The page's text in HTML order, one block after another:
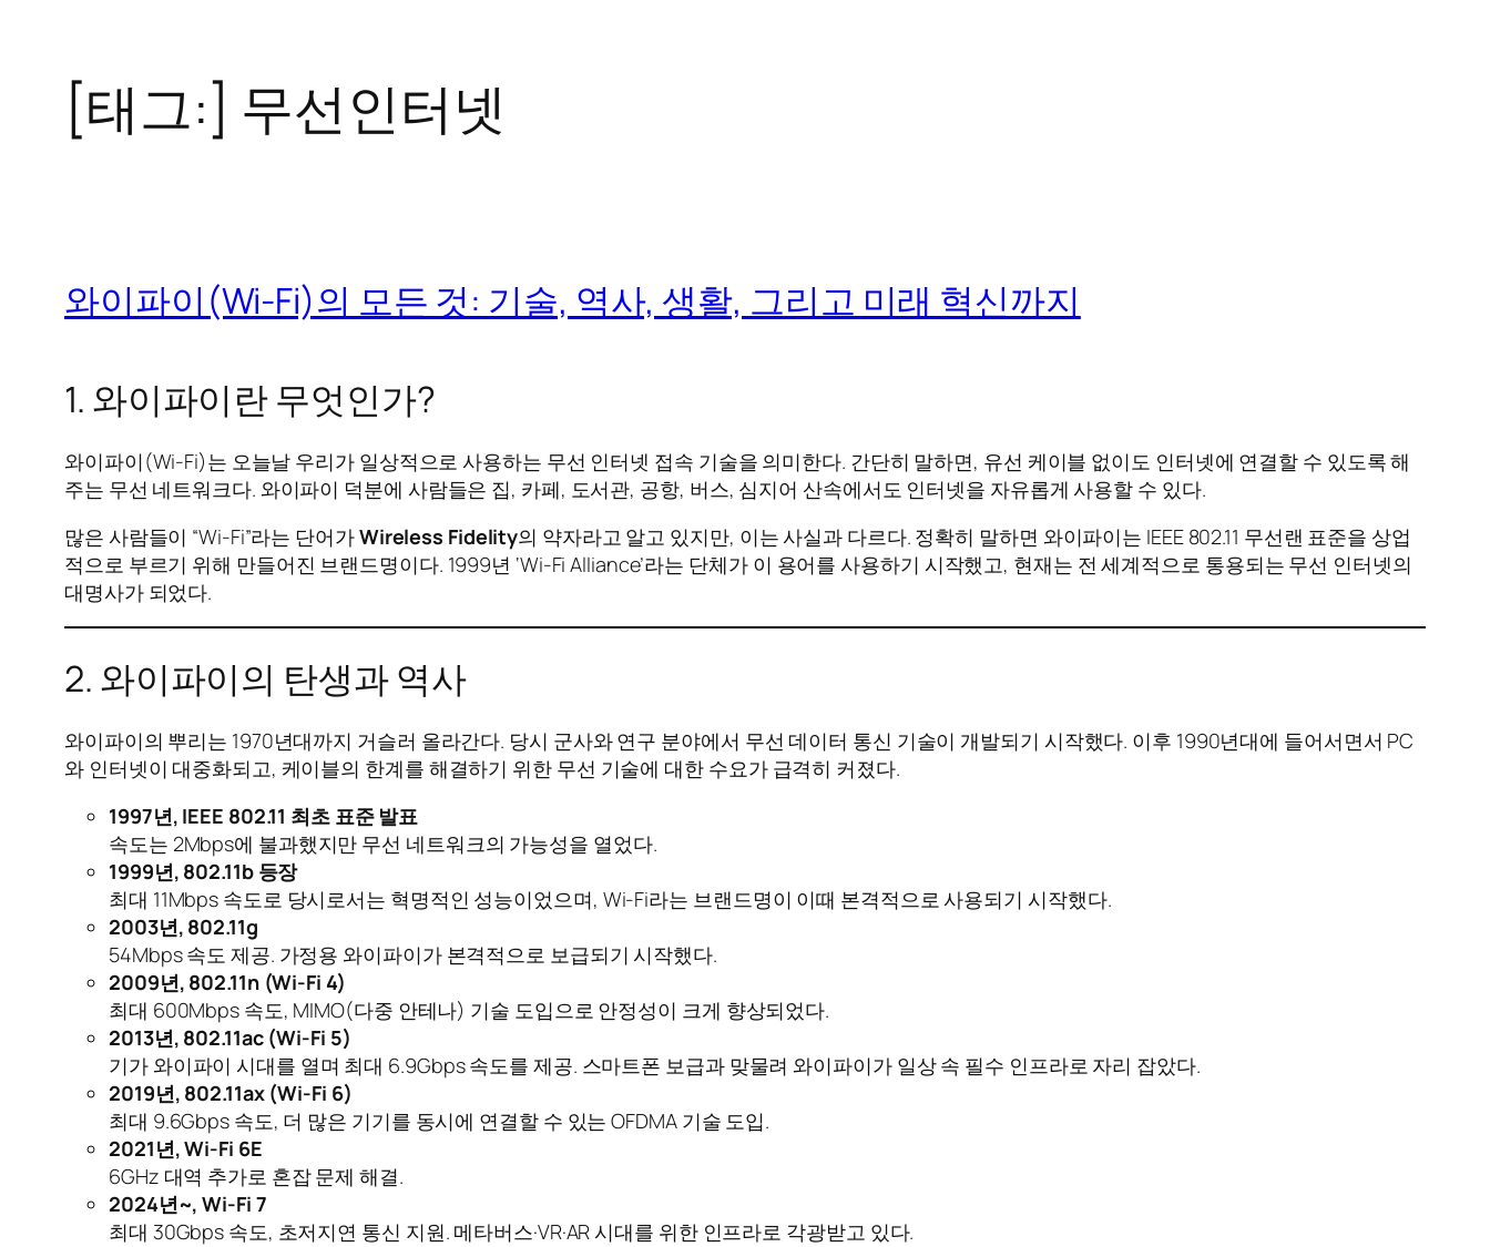
[태그:] 무선인터넷
와이파이(Wi-Fi)의 모든 것: 기술, 역사, 생활, 그리고 미래 혁신까지
1. 와이파이란 무엇인가?
와이파이(Wi-Fi)는 오늘날 우리가 일상적으로 사용하는 무선 인터넷 접속 기술을 의미한다. 간단히 말하면, 유선 케이블 없이도 인터넷에 연결할 수 있도록 해
주는 무선 네트워크다. 와이파이 덕분에 사람들은 집, 카페, 도서관, 공항, 버스, 심지어 산속에서도 인터넷을 자유롭게 사용할 수 있다.
많은 사람들이 “Wi-Fi”라는 단어가Wireless Fidelity의 약자라고 알고 있지만, 이는 사실과 다르다. 정확히 말하면 와이파이는 IEEE 802.11 무선랜 표준을 상업
적으로 부르기 위해 만들어진 브랜드명이다. 1999년 ‘Wi-Fi Alliance’라는 단체가 이 용어를 사용하기 시작했고, 현재는 전 세계적으로 통용되는 무선 인터넷의
대명사가 되었다.
2. 와이파이의 탄생과 역사
와이파이의 뿌리는 1970년대까지 거슬러 올라간다. 당시 군사와 연구 분야에서 무선 데이터 통신 기술이 개발되기 시작했다. 이후 1990년대에 들어서면서 PC
와 인터넷이 대중화되고, 케이블의 한계를 해결하기 위한 무선 기술에 대한 수요가 급격히 커졌다.
1997년, IEEE 802.11 최초 표준 발표
속도는 2Mbps에 불과했지만 무선 네트워크의 가능성을 열었다.
1999년, 802.11b 등장
최대 11Mbps 속도로 당시로서는 혁명적인 성능이었으며, Wi-Fi라는 브랜드명이 이때 본격적으로 사용되기 시작했다.
2003년, 802.11g
54Mbps 속도 제공. 가정용 와이파이가 본격적으로 보급되기 시작했다.
2009년, 802.11n (Wi-Fi 4)
최대 600Mbps 속도, MIMO(다중 안테나) 기술 도입으로 안정성이 크게 향상되었다.
2013년, 802.11ac (Wi-Fi 5)
기가 와이파이 시대를 열며 최대 6.9Gbps 속도를 제공. 스마트폰 보급과 맞물려 와이파이가 일상 속 필수 인프라로 자리 잡았다.
2019년, 802.11ax (Wi-Fi 6)
최대 9.6Gbps 속도, 더 많은 기기를 동시에 연결할 수 있는 OFDMA 기술 도입.
2021년, Wi-Fi 6E
6GHz 대역 추가로 혼잡 문제 해결.
2024년~, Wi-Fi 7
최대 30Gbps 속도, 초저지연 통신 지원. 메타버스·VR·AR 시대를 위한 인프라로 각광받고 있다.